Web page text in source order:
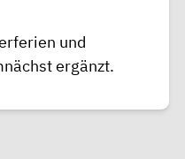
und
ergänzt.